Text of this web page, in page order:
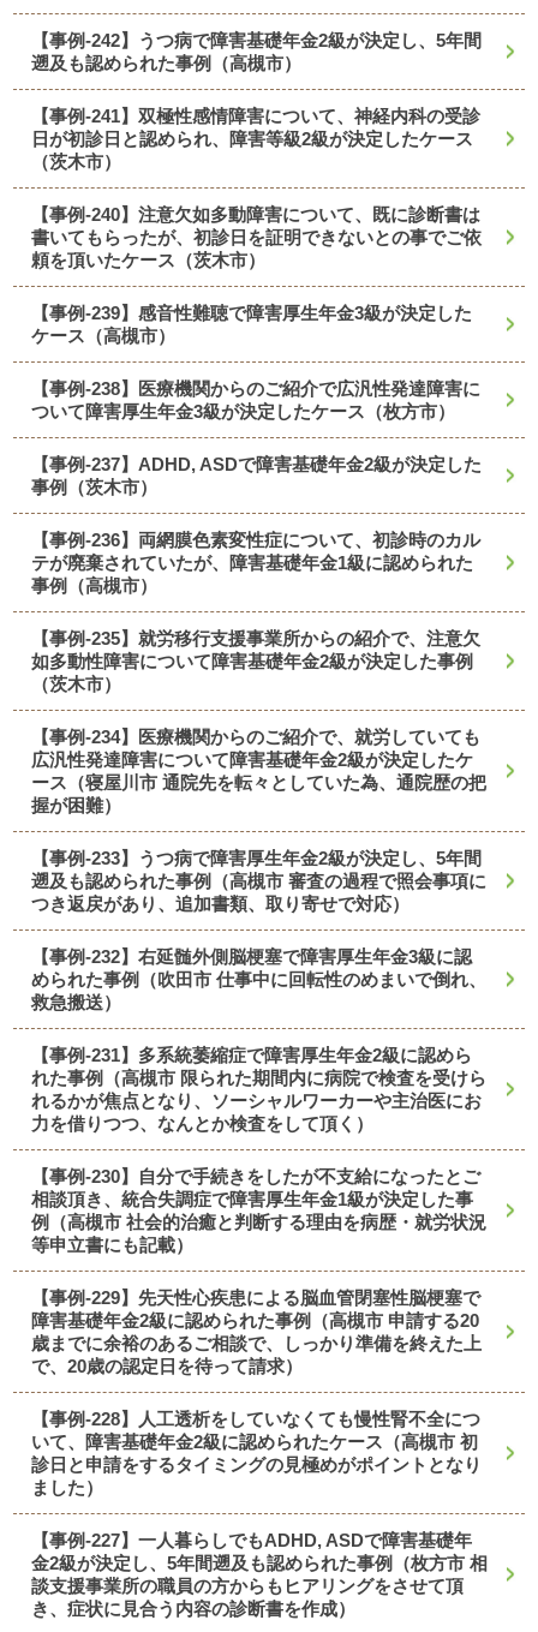
【事例-242】うつ病で障害基礎年金2級が決定し、5年間
遡及も認められた事例（高槻市）
【事例-241】双極性感情障害について、神経内科の受診
日が初診日と認められ、障害等級2級が決定したケース
（茨木市）
【事例-240】注意欠如多動障害について、既に診断書は
書いてもらったが、初診日を証明できないとの事でご依
頼を頂いたケース（茨木市）
【事例-239】感音性難聴で障害厚生年金3級が決定した
ケース（高槻市）
【事例-238】医療機関からのご紹介で広汎性発達障害に
ついて障害厚生年金3級が決定したケース（枚方市）
【事例-237】ADHD, ASDで障害基礎年金2級が決定した
事例（茨木市）
【事例-236】両網膜色素変性症について、初診時のカル
テが廃棄されていたが、障害基礎年金1級に認められた
事例（高槻市）
【事例-235】就労移行支援事業所からの紹介で、注意欠
如多動性障害について障害基礎年金2級が決定した事例
（茨木市）
【事例-234】医療機関からのご紹介で、就労していても
広汎性発達障害について障害基礎年金2級が決定したケ
ース（寝屋川市 通院先を転々としていた為、通院歴の把
握が困難）
【事例-233】うつ病で障害厚生年金2級が決定し、5年間
遡及も認められた事例（高槻市 審査の過程で照会事項に
つき返戻があり、追加書類、取り寄せで対応）
【事例-232】右延髄外側脳梗塞で障害厚生年金3級に認
められた事例（吹田市 仕事中に回転性のめまいで倒れ、
救急搬送）
【事例-231】多系統萎縮症で障害厚生年金2級に認めら
れた事例（高槻市 限られた期間内に病院で検査を受けら
れるかが焦点となり、ソーシャルワーカーや主治医にお
力を借りつつ、なんとか検査をして頂く）
【事例-230】自分で手続きをしたが不支給になったとご
相談頂き、統合失調症で障害厚生年金1級が決定した事
例（高槻市 社会的治癒と判断する理由を病歴・就労状況
等申立書にも記載）
【事例-229】先天性心疾患による脳血管閉塞性脳梗塞で
障害基礎年金2級に認められた事例（高槻市 申請する20
歳までに余裕のあるご相談で、しっかり準備を終えた上
で、20歳の認定日を待って請求）
【事例-228】人工透析をしていなくても慢性腎不全につ
いて、障害基礎年金2級に認められたケース（高槻市 初
診日と申請をするタイミングの見極めがポイントとなり
ました）
【事例-227】一人暮らしでもADHD, ASDで障害基礎年
金2級が決定し、5年間遡及も認められた事例（枚方市 相
談支援事業所の職員の方からもヒアリングをさせて頂
き、症状に見合う内容の診断書を作成）